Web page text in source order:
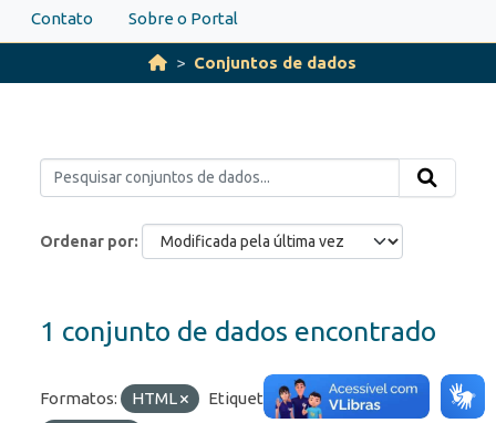
Contato Sobre o Portal
Conjuntos de dados
Ordenar por
1 conjunto de dados encontrado
Formatos: HTML Etiquetas: IED
ROF